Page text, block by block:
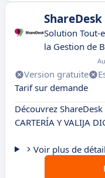
Solution Tout-
la Gestion de
Version gratuite
Tarif sur demande
Découvrez
CARTERÍA Y VALIJA
Voir plus de